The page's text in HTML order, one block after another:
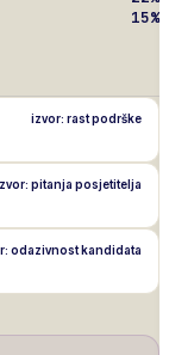
15%
izvor: rast podrške
pitanja posjetitelja
odazivnost kandidata